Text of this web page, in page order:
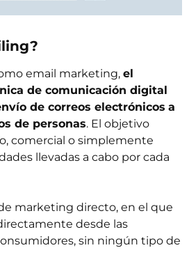
email marketing, el
de comunicación digital
de correos electrónicos a
de personas. El objetivo
comercial o simplemente
llevadas a cabo por cada
marketing directo, en el que
desde las
sin ningún tipo de